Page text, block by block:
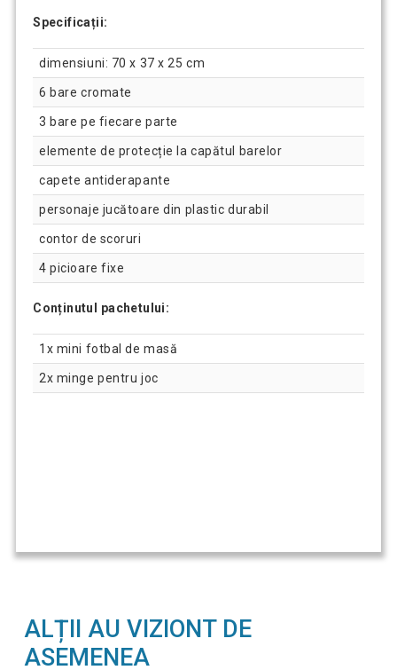
Specificații:
dimensiuni: 70 x 37 x 25 cm
6 bare cromate
3 bare pe fiecare parte
elemente de protecție la capătul barelor
capete antiderapante
personaje jucătoare din plastic durabil
contor de scoruri
4 picioare fixe
Conținutul pachetului:
1x mini fotbal de masă
2x minge pentru joc
ALȚII AU VIZIONT DE
ASEMENEA